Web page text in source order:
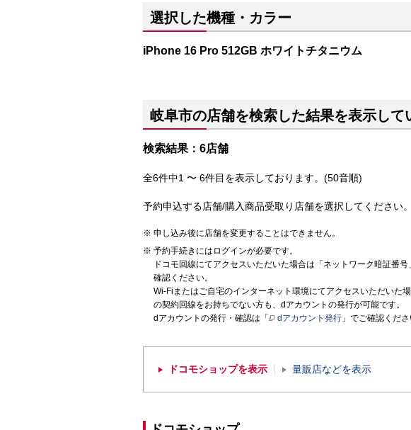
選択した機種・カラー
iPhone 16 Pro 512GB ホワイトチタニウム
岐阜市の店舗を検索した結果を表示して
検索結果：6店舗
全6件中1 〜 6件目を表示しております。(50音順)
予約申込する店舗/購入商品受取り店舗を選択してください。
申し込み後に店舗を変更することはできません。
予約手続きにはログインが必要です。
ドコモ回線にてアクセスいただいた場合は「ネットワーク暗証番
確認ください。
Wi-Fiまたはご自宅のインターネット環境にてアクセスいただいた
の契約回線をお持ちでない方も、dアカウントの発行が可能です。
dアカウントの発行・確認は「
dアカウント発行 」でご確認くださ
ドコモショップを表示 量販店などを表示